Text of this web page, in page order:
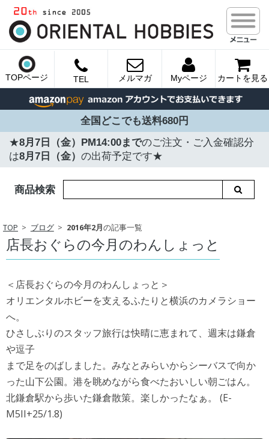
TOPページ TEL メルマガ Myページ カートを見る
全国どこでも送料680円
★8月7日（金）PM14:00までのご注文・ご入金確認分
は8月7日（金） の出荷予定です★
商品検索
TOP ブログ 2016年2月の記事一覧
店長おぐらの今月のわんしょっと
＜店長おぐらの今月のわんしょっと＞
オリエンタルホビーを支えるふたりと横浜のカメラショー
へ。
ひさしぶりのスタッフ旅行は快晴に恵まれて、週末は鎌倉
や逗子
まで足をのばしました。みなとみらいからシーバスで向か
った山下公園。港を眺めながら食べたおいしい朝ごはん。
北鎌倉駅から歩いた鎌倉散策。楽しかったなぁ。 (E-
M5II+25/1.8)